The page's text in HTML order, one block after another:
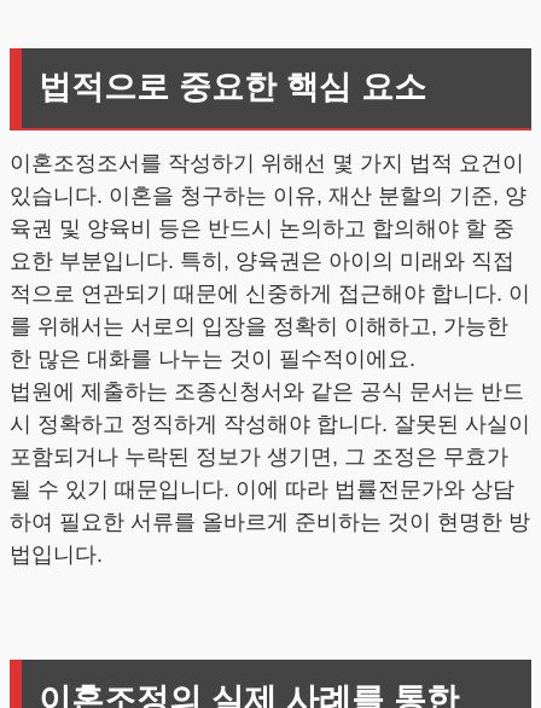
법적으로 중요한 핵심 요소
이혼조정조서를 작성하기 위해선 몇 가지 법적 요건이
있습니다. 이혼을 청구하는 이유, 재산 분할의 기준, 양
육권 및 양육비 등은 반드시 논의하고 합의해야 할 중
요한 부분입니다. 특히, 양육권은 아이의 미래와 직접
적으로 연관되기 때문에 신중하게 접근해야 합니다. 이
를 위해서는 서로의 입장을 정확히 이해하고, 가능한
한 많은 대화를 나누는 것이 필수적이에요.
법원에 제출하는 조종신청서와 같은 공식 문서는 반드
시 정확하고 정직하게 작성해야 합니다. 잘못된 사실이
포함되거나 누락된 정보가 생기면, 그 조정은 무효가
될 수 있기 때문입니다. 이에 따라 법률전문가와 상담
하여 필요한 서류를 올바르게 준비하는 것이 현명한 방
법입니다.
이혼조정의 실제 사례를 통한